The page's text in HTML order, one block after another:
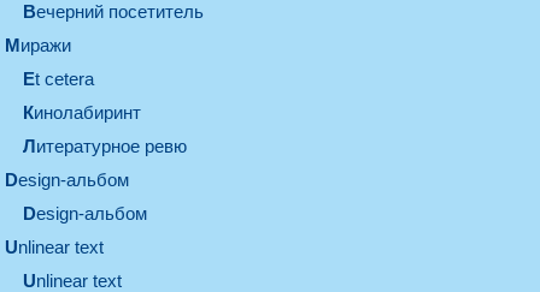
вечерний посетитель
миражи
et cetera
кинолабиринт
литературное ревю
design-альбом
design-альбом
unlinear text
Unlinear text